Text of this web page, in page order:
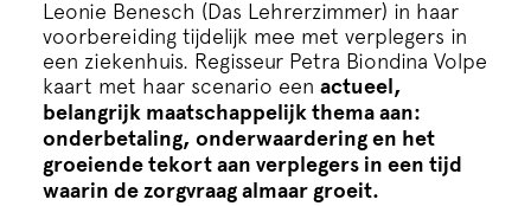
Steun ons
Leonie Benesch (Das Lehrerzimmer) in haar
voorbereiding tijdelijk mee met verplegers in
een ziekenhuis. Regisseur Petra Biondina Volpe
kaart met haar scenario een actueel,
belangrijk maatschappelijk thema aan:
onderbetaling, onderwaardering en het
groeiende tekort aan verplegers in een tijd
waarin de zorgvraag almaar groeit.